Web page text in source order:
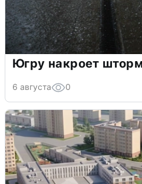
Югру накроет
6 августа 0